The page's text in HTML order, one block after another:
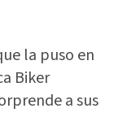
la puso en
Biker
a sus